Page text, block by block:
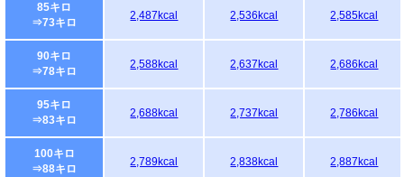
85キロ
⇒73キロ
2,487kcal 2,536kcal 2,585kcal
90キロ
⇒78キロ
2,588kcal 2,637kcal 2,686kcal
95キロ
⇒83キロ
2,688kcal 2,737kcal 2,786kcal
100キロ
⇒88キロ
2,789kcal 2,838kcal 2,887kcal